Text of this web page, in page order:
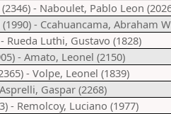
- Naboulet, Pablo Leon
- Ccahuancama, Abraham
Rueda Luthi, Gustavo (1828)
- Amato, Leonel (2150)
- Volpe, Leonel (1839)
Gaspar (2268)
- Remolcoy, Luciano (1977)